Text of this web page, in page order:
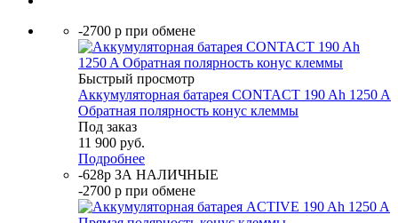
-2700 р при обмене
Быстрый просмотр
Аккумуляторная батарея CONTACT 190 Ah 1250 A
Обратная полярность конус клеммы
Под заказ
11 900 руб.
Подробнее
-628р ЗА НАЛИЧНЫЕ
-2700 р при обмене